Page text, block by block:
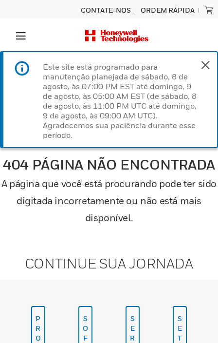
CONTATE-NOS ORDEM RÁPIDA
Este site está programado para
manutenção planejada de sábado, 8 de
agosto, às 07:00 PM EST até domingo, 9
de agosto, às 05:00 AM EST (de sábado, 8
de agosto, às 11:00 PM UTC até domingo,
9 de agosto, às 09:00 AM UTC).
Agradecemos sua paciência durante esse
período.
404 PÁGINA NÃO ENCONTRADA
A página que você está procurando pode ter sido
digitada incorretamente ou não está mais
disponível.
CONTINUE SUA JORNADA
P
R
O
S
O
F
S
E
R
S
E
T